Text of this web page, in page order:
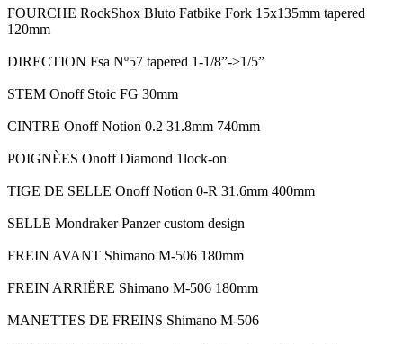
FOURCHE RockShox Bluto Fatbike Fork 15x135mm tapered
120mm
DIRECTION Fsa Nº57 tapered 1-1/8”->1/5”
STEM Onoff Stoic FG 30mm
CINTRE Onoff Notion 0.2 31.8mm 740mm
POIGNÈES Onoff Diamond 1lock-on
TIGE DE SELLE Onoff Notion 0-R 31.6mm 400mm
SELLE Mondraker Panzer custom design
FREIN AVANT Shimano M-506 180mm
FREIN ARRIËRE Shimano M-506 180mm
MANETTES DE FREINS Shimano M-506